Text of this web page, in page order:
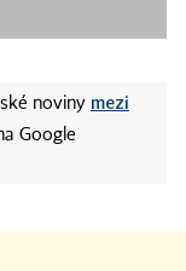
noviny mezi
Google